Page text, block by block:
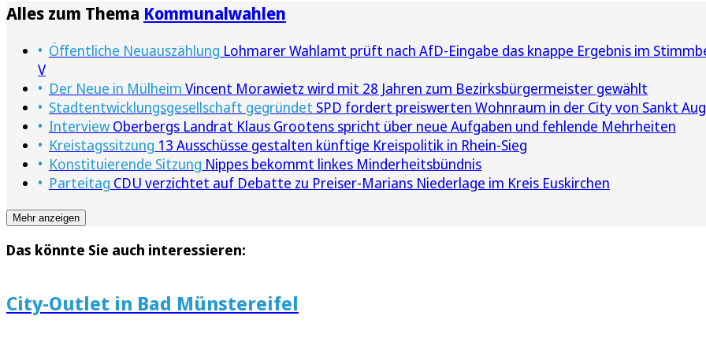
Alles zum Thema Kommunalwahlen
Öffentliche Neuauszählung Lohmarer Wahlamt prüft nach AfD-Eingabe das knappe Ergebnis im
V
Der Neue in Mülheim Vincent Morawietz wird mit 28 Jahren zum Bezirksbürgermeister gewählt
Stadtentwicklungsgesellschaft gegründet SPD fordert preiswerten Wohnraum in der City von Sankt
Interview Oberbergs Landrat Klaus Grootens spricht über neue Aufgaben und fehlende Mehrheiten
Kreistagssitzung 13 Ausschüsse gestalten künftige Kreispolitik in Rhein-Sieg
Konstituierende Sitzung Nippes bekommt linkes Minderheitsbündnis
Parteitag CDU verzichtet auf Debatte zu Preiser-Marians Niederlage im Kreis Euskirchen
Mehr anzeigen
Das könnte Sie auch interessieren:
City-Outlet in Bad Münstereifel